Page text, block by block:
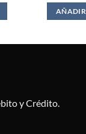
y Crédito.